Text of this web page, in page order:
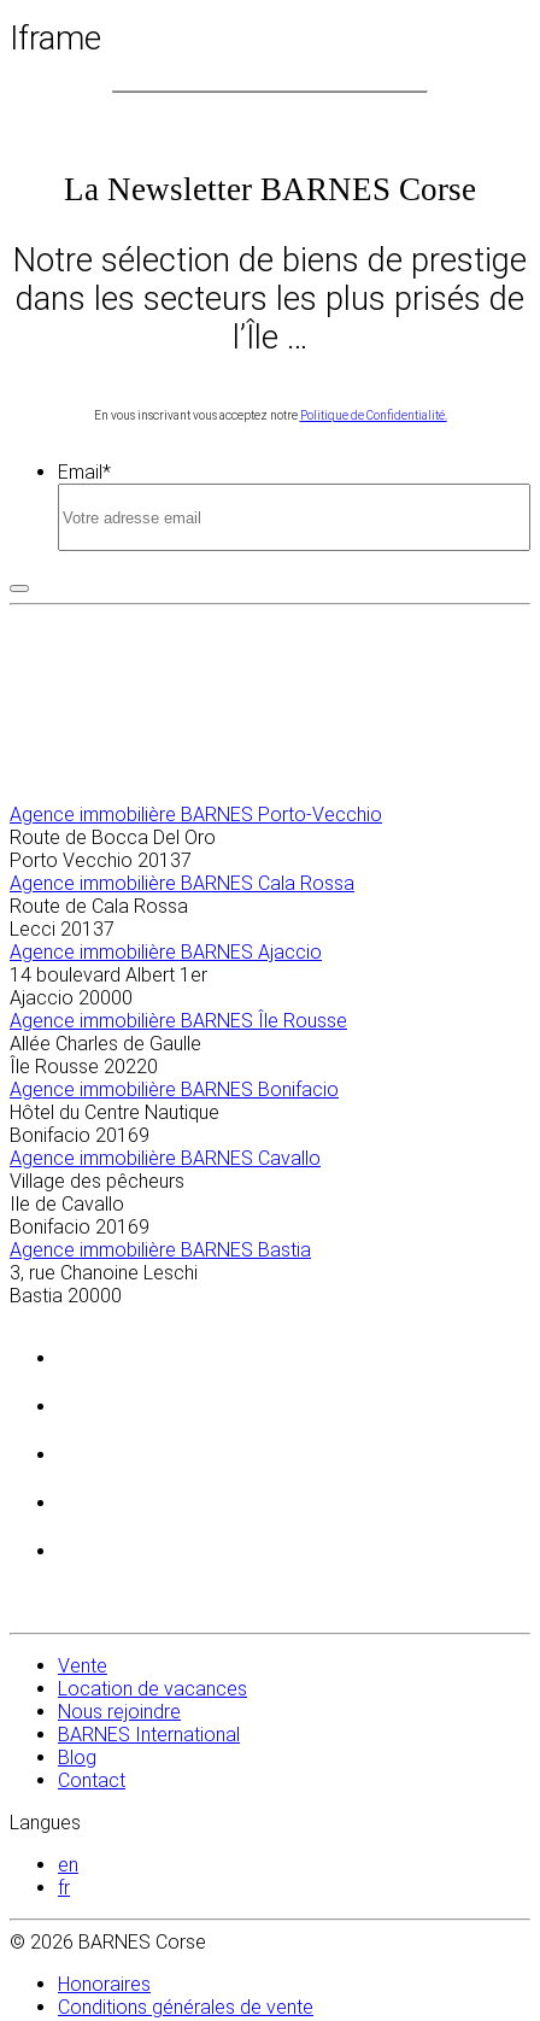
Iframe
La Newsletter BARNES Corse
Notre sélection de biens de prestige
dans les secteurs les plus prisés de
l’Île …
En vous inscrivant vous acceptez notre Politique de Confidentialité.
Email*
Agence immobilière BARNES Porto-Vecchio
Route de Bocca Del Oro
Porto Vecchio 20137
Agence immobilière BARNES Cala Rossa
Route de Cala Rossa
Lecci 20137
Agence immobilière BARNES Ajaccio
14 boulevard Albert 1er
Ajaccio 20000
Agence immobilière BARNES Île Rousse
Allée Charles de Gaulle
Île Rousse 20220
Agence immobilière BARNES Bonifacio
Hôtel du Centre Nautique
Bonifacio 20169
Agence immobilière BARNES Cavallo
Village des pêcheurs
Ile de Cavallo
Bonifacio 20169
Agence immobilière BARNES Bastia
3, rue Chanoine Leschi
Bastia 20000
Vente
Location de vacances
Nous rejoindre
BARNES International
Blog
Contact
Langues
en
fr
© 2026 BARNES Corse
Honoraires
Conditions générales de vente